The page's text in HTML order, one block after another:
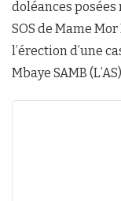
doléances
SOS de Mame
l’érection d’une
Mbaye SAMB (L’AS)